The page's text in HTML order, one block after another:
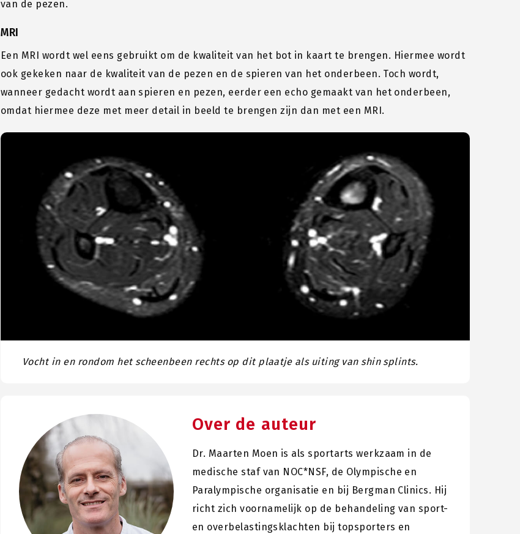
van de pezen.
MRI
Een MRI wordt wel eens gebruikt om de kwaliteit van het bot in kaart te brengen. Hiermee wordt
ook gekeken naar de kwaliteit van de pezen en de spieren van het onderbeen. Toch wordt,
wanneer gedacht wordt aan spieren en pezen, eerder een echo gemaakt van het onderbeen,
omdat hiermee deze met meer detail in beeld te brengen zijn dan met een MRI.
Vocht in en rondom het scheenbeen rechts op dit plaatje als uiting van shin splints.
Over de auteur
Dr. Maarten Moen is als sportarts werkzaam in de
medische staf van NOC*NSF, de Olympische en
Paralympische organisatie en bij Bergman Clinics. Hij
richt zich voornamelijk op de behandeling van sport-
en overbelastingsklachten bij topsporters en